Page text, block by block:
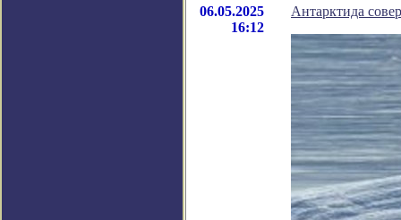
06.05.2025
16:12
Антарктида